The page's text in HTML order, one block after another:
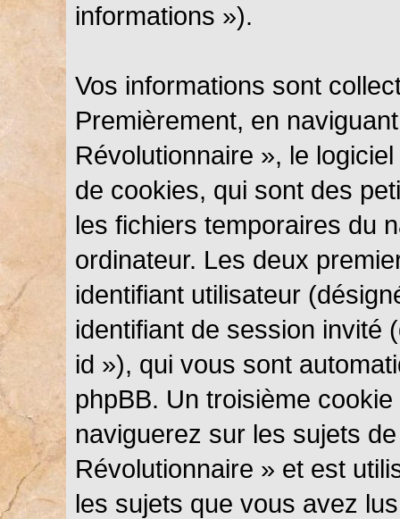
informations »).
Vos informations sont
Premièrement, en
Révolutionnaire », le
de cookies, qui sont des
les fichiers temporaires du
ordinateur. Les deux
identifiant utilisateur
identifiant de session invité
id »), qui vous sont
phpBB. Un troisième
naviguerez sur les sujets
Révolutionnaire » et est
les sujets que vous avez